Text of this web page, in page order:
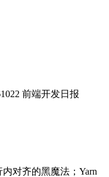
前端开发日报
内对齐的黑魔法；Yarn